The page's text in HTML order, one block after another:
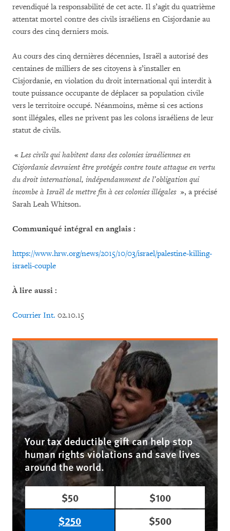
revendiqué la responsabilité de cet acte. Il s’agit du quatrième
attentat mortel contre des civils israéliens en Cisjordanie au
cours des cinq derniers mois.
Au cours des cinq dernières décennies, Israël a autorisé des
centaines de milliers de ses citoyens à s’installer en
Cisjordanie, en violation du droit international qui interdit à
toute puissance occupante de déplacer sa population civile
vers le territoire occupé. Néanmoins, même si ces actions
sont illégales, elles ne privent pas les colons israéliens de leur
statut de civils.
« Les civils qui habitent dans des colonies israéliennes en
Cisjordanie devraient être protégés contre toute attaque en vertu
du droit international, indépendamment de l’obligation qui
incombe à Israël de mettre fin à ces colonies illégales», a précisé
Sarah Leah Whitson.
Communiqué intégral en anglais :
https://www.hrw.org/news/2015/10/03/israel/palestine-killing-
israeli-couple
À lire aussi :
Courrier Int. 02.10.15
Your tax deductible gift can help stop
human rights violations and save lives
around the world.
$50
$100
$250
$500